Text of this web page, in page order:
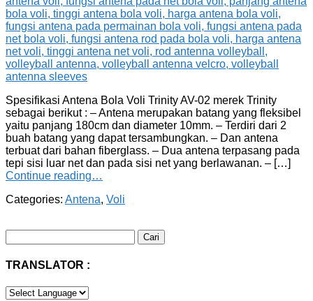
Spesifikasi Antena Bola Voli Trinity AV-02 merek Trinity
sebagai berikut : – Antena merupakan batang yang fleksibel
yaitu panjang 180cm dan diameter 10mm. – Terdiri dari 2
buah batang yang dapat tersambungkan. – Dan antena
terbuat dari bahan fiberglass. – Dua antena terpasang pada
tepi sisi luar net dan pada sisi net yang berlawanan. – […]
Continue reading…
Categories: Antena, Voli
untuk:
TRANSLATOR :